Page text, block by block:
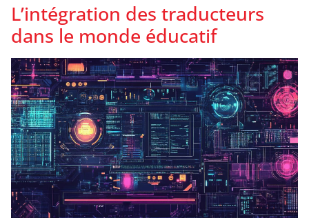
L’intégration des traducteurs
dans le monde éducatif